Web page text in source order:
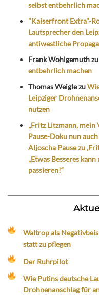
selbst entbehrlich
"Kaiserfront Extra"-
Lautsprecher den
antiwestliche
Frank Wohlgemuthzu
entbehrlich machen
Thomas Weiglezu
Leipziger
nutzen
„Fritz Litzmann, mein
Pause-Doku nun
Aljoscha Pause zu
„Etwas Besseres
passieren!“
Waltrop als
statt zu pflegen
Der Ruhrpilot
Wie Putins deutsche
Drohnenanschlag für